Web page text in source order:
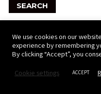
SEARCH
We use cookies on our
experience by remembering
By clicking “Accept”, you
Cookie settings ACCEPT